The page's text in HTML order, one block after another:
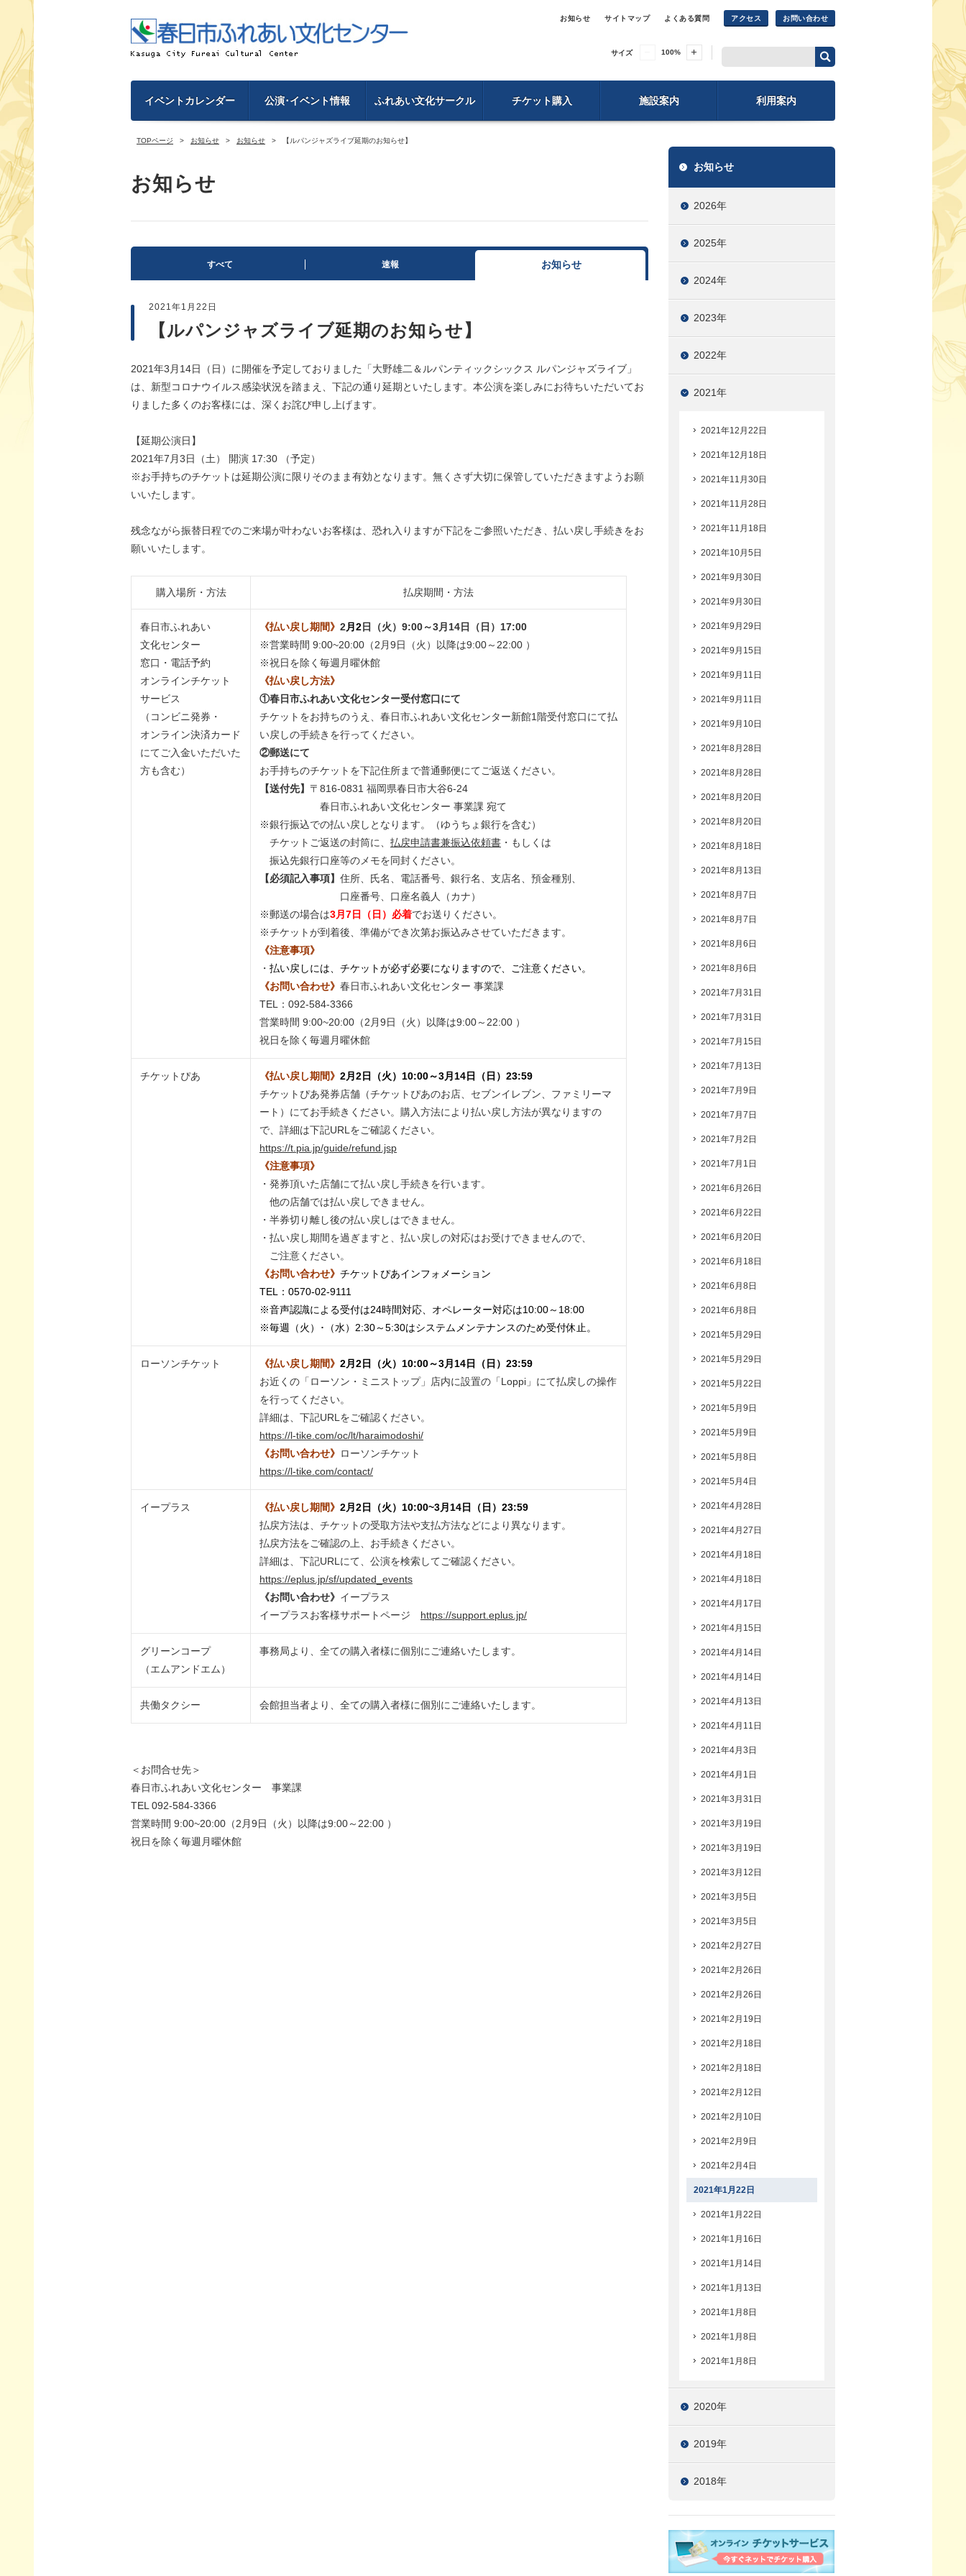
お知らせ サイトマップ よくある質問 アクセス お問い合わせ
サイズ 100%
イベントカレンダー 公演･イベント情報 ふれあい文化サークル チケット購入 施設案内 利用案内
TOPページ お知らせ お知らせ 【ルパンジャズライブ延期のお知らせ】
お知らせ
すべて 速報 お知らせ
2021年1月22日
【ルパンジャズライブ延期のお知らせ】
2021年3月14日（日）に開催を予定しておりました「大野雄二＆ルパンティックシックス ルパンジャズライブ」
は、新型コロナウイルス感染状況を踏まえ、下記の通り延期といたします。本公演を楽しみにお待ちいただいてお
りました多くのお客様には、深くお詫び申し上げます。
【延期公演日】
2021年7月3日（土） 開演 17:30 （予定）
※お手持ちのチケットは延期公演に限りそのまま有効となります。無くさず大切に保管していただきますようお願
いいたします。
残念ながら振替日程でのご来場が叶わないお客様は、恐れ入りますが下記をご参照いただき、払い戻し手続きをお
願いいたします。
購入場所・方法 払戻期間・方法
春日市ふれあい
文化センター
窓口・電話予約
オンラインチケット
サービス
（コンビニ発券・
オンライン決済カード
にてご入金いただいた
方も含む）
《払い戻し期間》 2月2日（火）9:00～3月14日（日）17:00
※営業時間 9:00~20:00（2月9日（火）以降は9:00～22:00 ）
※祝日を除く毎週月曜休館
《払い戻し方法》
①春日市ふれあい文化センター受付窓口にて
チケットをお持ちのうえ、春日市ふれあい文化センター新館1階受付窓口にて払
い戻しの手続きを行ってください。
②郵送にて
お手持ちのチケットを下記住所まで普通郵便にてご返送ください。
【送付先】 〒816-0831 福岡県春日市大谷6-24
春日市ふれあい文化センター 事業課 宛て
※銀行振込での払い戻しとなります。（ゆうちょ銀行を含む）
チケットご返送の封筒に、 払戻申請書兼振込依頼書 ・もしくは
振込先銀行口座等のメモを同封ください。
【必須記入事項】 住所、氏名、電話番号、銀行名、支店名、預金種別、
口座番号、口座名義人（カナ）
※郵送の場合は3月7日（日）必着でお送りください。
※チケットが到着後、準備ができ次第お振込みさせていただきます。
《注意事項》
・ 払い戻しには、チケットが必ず必要になりますので、ご注意ください。
《お問い合わせ》 春日市ふれあい文化センター 事業課
TEL：092-584-3366
営業時間 9:00~20:00（2月9日（火）以降は9:00～22:00 ）
祝日を除く毎週月曜休館
チケットぴあ 《払い戻し期間》 2月2日（火）10:00～3月14日（日）23:59
チケットぴあ発券店舗（チケットぴあのお店、セブンイレブン、ファミリーマ
ート）にてお手続きください。購入方法により払い戻し方法が異なりますの
で、詳細は下記URLをご確認ください。
https://t.pia.jp/guide/refund.jsp
《注意事項》
・発券頂いた店舗にて払い戻し手続きを行います。
他の店舗では払い戻しできません。
・半券切り離し後の払い戻しはできません。
・払い戻し期間を過ぎますと、払い戻しの対応はお受けできませんので、
ご注意ください。
《お問い合わせ》 チケットぴあインフォメーション
TEL：0570-02-9111
※音声認識による受付は24時間対応、オペレーター対応は10:00～18:00
※毎週（火）･（水）2:30～5:30はシステムメンテナンスのため受付休止。
ローソンチケット 《払い戻し期間》 2月2日（火）10:00～3月14日（日）23:59
お近くの「ローソン・ミニストップ」店内に設置の「Loppi」にて払戻しの操作
を行ってください。
詳細は、下記URLをご確認ください。
https://l-tike.com/oc/lt/haraimodoshi/
《お問い合わせ》 ローソンチケット
https://l-tike.com/contact/
イープラス 《払い戻し期間》 2月2日（火）10:00~3月14日（日）23:59
払戻方法は、チケットの受取方法や支払方法などにより異なります。
払戻方法をご確認の上、お手続きください。
詳細は、下記URLにて、公演を検索してご確認ください。
https://eplus.jp/sf/updated_events
《お問い合わせ》 イープラス
イープラスお客様サポートページ
https://support.eplus.jp/
グリーンコープ
（エムアンドエム）
事務局より、全ての購入者様に個別にご連絡いたします。
共働タクシー 会館担当者より、全ての購入者様に個別にご連絡いたします。
＜お問合せ先＞
春日市ふれあい文化センター 事業課
TEL 092-584-3366
営業時間 9:00~20:00（2月9日（火）以降は9:00～22:00 ）
祝日を除く毎週月曜休館
お知らせ
2026年
2025年
2024年
2023年
2022年
2021年
2021年12月22日
2021年12月18日
2021年11月30日
2021年11月28日
2021年11月18日
2021年10月5日
2021年9月30日
2021年9月30日
2021年9月29日
2021年9月15日
2021年9月11日
2021年9月11日
2021年9月10日
2021年8月28日
2021年8月28日
2021年8月20日
2021年8月20日
2021年8月18日
2021年8月13日
2021年8月7日
2021年8月7日
2021年8月6日
2021年8月6日
2021年7月31日
2021年7月31日
2021年7月15日
2021年7月13日
2021年7月9日
2021年7月7日
2021年7月2日
2021年7月1日
2021年6月26日
2021年6月22日
2021年6月20日
2021年6月18日
2021年6月8日
2021年6月8日
2021年5月29日
2021年5月29日
2021年5月22日
2021年5月9日
2021年5月9日
2021年5月8日
2021年5月4日
2021年4月28日
2021年4月27日
2021年4月18日
2021年4月18日
2021年4月17日
2021年4月15日
2021年4月14日
2021年4月14日
2021年4月13日
2021年4月11日
2021年4月3日
2021年4月1日
2021年3月31日
2021年3月19日
2021年3月19日
2021年3月12日
2021年3月5日
2021年3月5日
2021年2月27日
2021年2月26日
2021年2月26日
2021年2月19日
2021年2月18日
2021年2月18日
2021年2月12日
2021年2月10日
2021年2月9日
2021年2月4日
2021年1月22日
2021年1月22日
2021年1月16日
2021年1月14日
2021年1月13日
2021年1月8日
2021年1月8日
2021年1月8日
2020年
2019年
2018年